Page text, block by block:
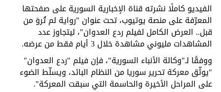
الفيديو كاملًا نشرته قناة الإخبارية السورية على صفحتها
المعرّفة على منصة يوتيوب، تحت عنوان "رواية لم تُروَ من
قبل.. العرض الكامل لفيلم ردع العدوان"، ليتجاوز عدد
المشاهدات مليوني مشاهدة خلال 3 أيام فقط من عرضه.
ووفقًا لـ"وكالة الأنباء السورية"، فإن فيلم "ردع العدوان"
"يوثّق معركة تحرير سوريا من النظام البائد، ويسلّط الضوء
على المراحل الأخيرة والحاسمة التي سبقت المعركة".